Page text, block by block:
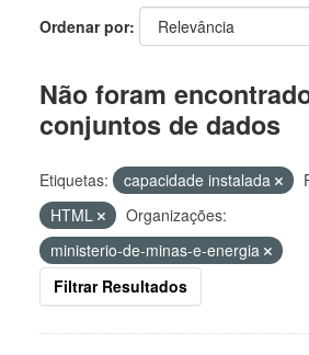
Ordenar por
Não foram
conjuntos de dados
Etiquetas: capacidade instalada
HTML
Organizações:
ministerio-de-minas-e-energia
Filtrar Resultados